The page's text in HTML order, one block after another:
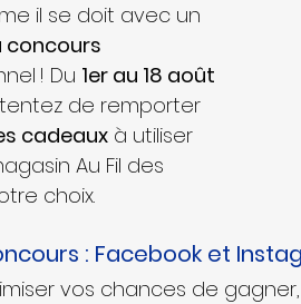
il se doit avec un
concours
! Du 1er au 18 août
de remporter
cadeaux à utiliser
Au Fil des
choix.
: Facebook et
vos chances de